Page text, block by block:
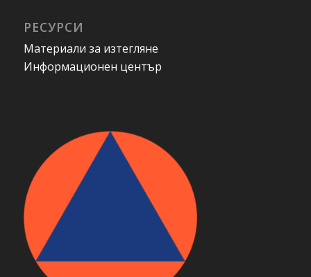
РЕСУРСИ
Материали за изтегляне
Информационен център